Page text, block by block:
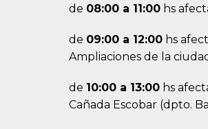
de 08:00 a 11:00 hs
de 09:00 a 12:00 hs
Ampliaciones de la
de 10:00 a 13:00 hs
Cañada Escobar (dpto.